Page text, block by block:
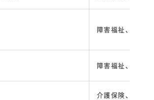
障害福祉、障害
障害福祉、障害
介護保険、障害